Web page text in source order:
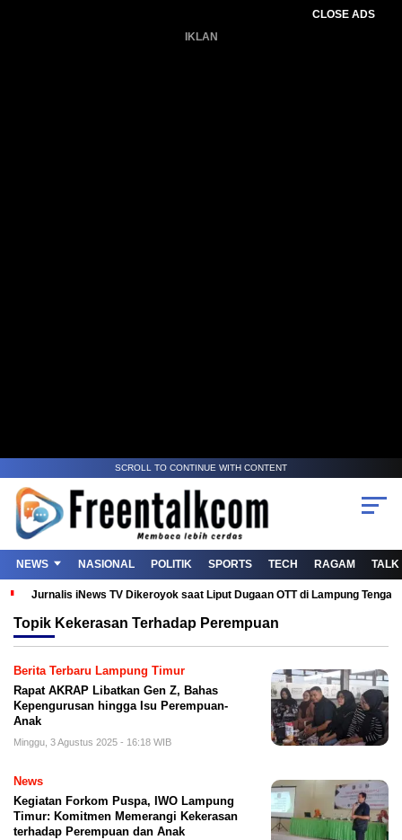
CLOSE ADS
IKLAN
SCROLL TO CONTINUE WITH CONTENT
NEWS NASIONAL POLITIK SPORTS TECH RAGAM TALK
Jurnalis iNews TV Dikeroyok saat Liput Dugaan OTT di Lampung
Topik Kekerasan Terhadap Perempuan
Berita Terbaru Lampung Timur
Rapat AKRAP Libatkan Gen Z, Bahas
Kepengurusan hingga Isu Perempuan-
Anak
Minggu, 3 Agustus 2025 - 16:18 WIB
News
Kegiatan Forkom Puspa, IWO Lampung
Timur: Komitmen Memerangi Kekerasan
terhadap Perempuan dan Anak